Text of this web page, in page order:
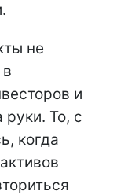
не
и
То, с
когда